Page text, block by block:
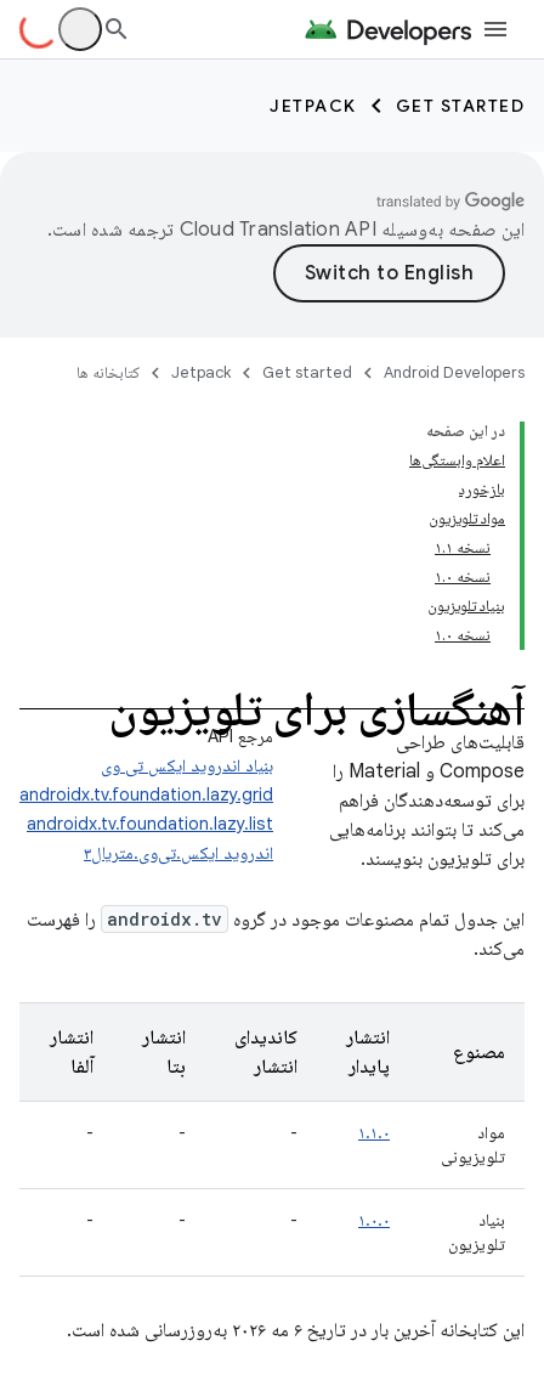
GET STARTED
JETPACK
این صفحه به‌وسیله ترجمه شده است.
Android Developers
Get started
Jetpack کتابخانه ها
در این صفحه
اعلام وابستگی‌ها
بازخورد
مواد تلویزیون
نسخه ۱.۱
نسخه ۱.۰
بنیاد تلویزیون
نسخه ۱.۰
آهنگسازی برای تلویزیون
مرجع API
بنیاد اندروید ایکس تی وی
androidx.tv.foundation.lazy.grid
androidx.tv.foundation.lazy.list
اندروید ایکس.تی‌وی.متریال۳
قابلیت‌های طراحی
Compose و Material را
برای توسعه‌دهندگان فراهم
می‌کند تا بتوانند برنامه‌هایی
برای تلویزیون بنویسند.
این جدول تمام مصنوعات موجود در گروه androidx.tv را فهرست
می‌کند.
مصنوع
انتشار
پایدار
کاندیدای
انتشار
انتشار
بتا
انتشار
آلفا
مواد
تلویزیونی
۱.۱.۰ -
-
-
بنیاد
تلویزیون
۱.۰.۰ -
-
-
این کتابخانه آخرین بار در تاریخ ۶ مه ۲۰۲۶ به‌روزرسانی شده است.